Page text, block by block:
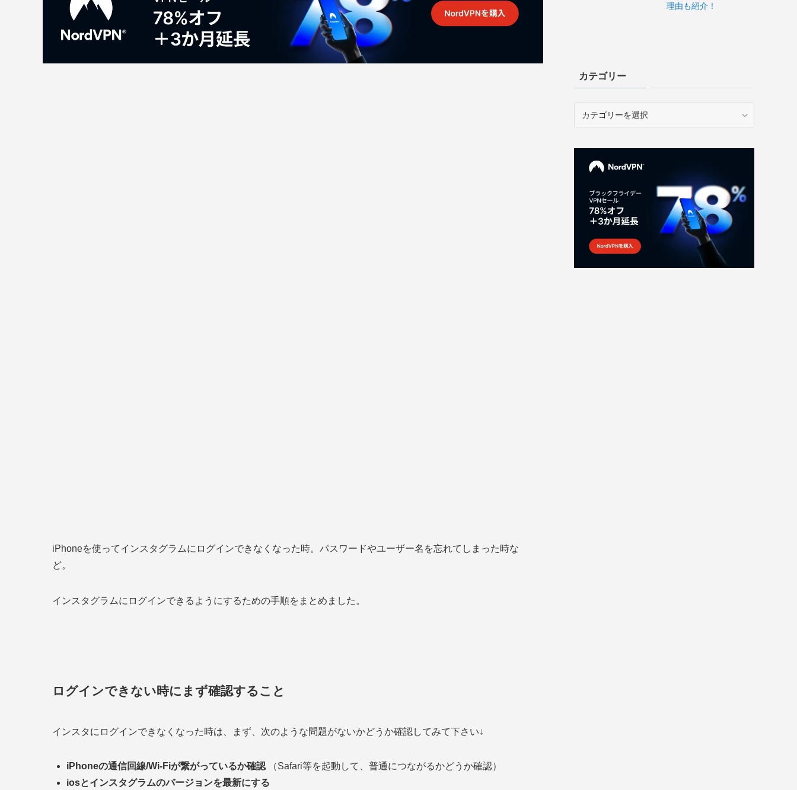
iPhoneを使ってインスタグラムにログインできなくなった時。パスワードやユーザー名を忘れてしまった時な
ど。
インスタグラムにログインできるようにするための手順をまとめました。
ログインできない時にまず確認すること
インスタにログインできなくなった時は、まず、次のような問題がないかどうか確認してみて下さい↓
iPhoneの通信回線/Wi-Fiが繋がっているか確認 （Safari等を起動して、普通につながるかどうか確認）
iosとインスタグラムのバージョンを最新にする
理由も紹介！
カテゴリー
リ